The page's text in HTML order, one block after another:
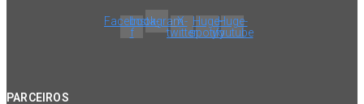
Facebook-
f
InstagramX-
twitter
Huge-
spotify
Huge-
youtube
PARCEIROS